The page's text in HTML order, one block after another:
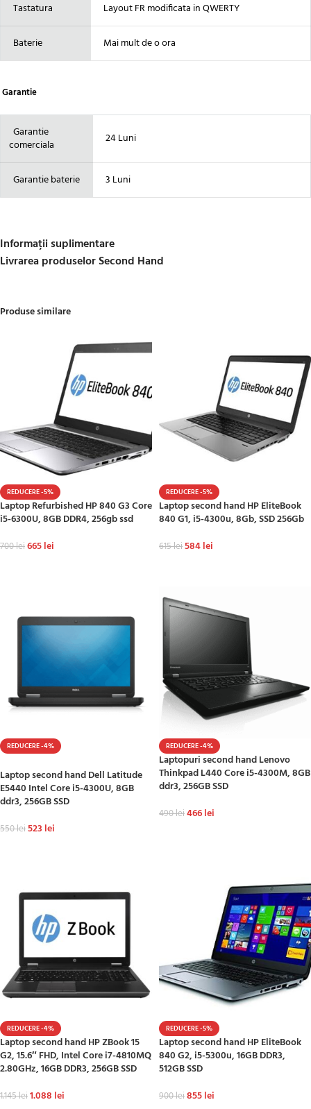
Tastatura Layout FR modificata in QWERTY
Baterie Mai mult de o ora
Garantie
Garantie
comerciala
24 Luni
Garantie baterie 3 Luni
Informații suplimentare
Livrarea produselor Second Hand
Produse similare
REDUCERE -5%
Laptop Refurbished HP 840 G3 Core
i5-6300U, 8GB DDR4, 256gb ssd
700lei665lei
REDUCERE -5%
Laptop second hand HP EliteBook
840 G1, i5-4300u, 8Gb, SSD 256Gb
615lei584lei
REDUCERE -4%
Laptop second hand Dell Latitude
E5440 Intel Core i5-4300U, 8GB
ddr3, 256GB SSD
550lei523 lei
REDUCERE -4%
Laptopuri second hand Lenovo
Thinkpad L440 Core i5-4300M, 8GB
ddr3, 256GB SSD
490lei466lei
REDUCERE -4%
Laptop second hand HP ZBook 15
G2, 15.6″ FHD, Intel Core i7-4810MQ
2.80GHz, 16GB DDR3, 256GB SSD
1.145lei1.088 lei
REDUCERE -5%
Laptop second hand HP EliteBook
840 G2, i5-5300u, 16GB DDR3,
512GB SSD
900lei855lei